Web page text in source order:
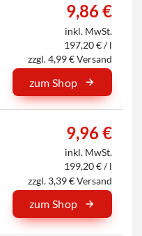
9,86 €
inkl. MwSt.
197,20 € / l
zzgl. 4,99 € Versand
zum Shop
9,96 €
inkl. MwSt.
199,20 € / l
zzgl. 3,39 € Versand
zum Shop